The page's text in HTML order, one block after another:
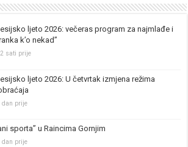
ljeto 2026: večeras program za najmlađe i
k’o nekad”
sati prije
ljeto 2026: U četvrtak izmjena režima
dan prije
sporta” u Raincima Gornjim
dan prije